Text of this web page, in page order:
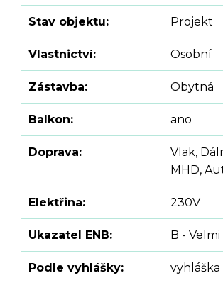
Stav objektu: Projekt
Vlastnictví: Osobní
Zástavba: Obytná
Balkon: ano
Doprava:
Vlak,
MHD,
Elektřina: 230V
Ukazatel ENB: B -
Podle vyhlášky: vyhláška